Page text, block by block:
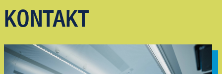
KONTAKT